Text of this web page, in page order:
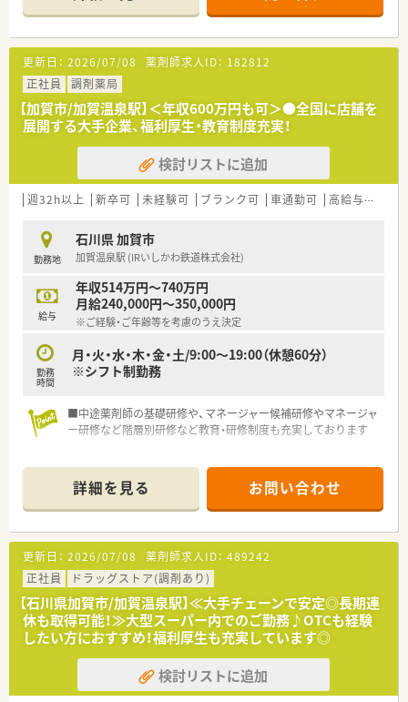
更新日： 2026/07/08 薬剤師求人ID： 182812
正社員
調剤薬局
【加賀市/加賀温泉駅】＜年収600万円も可＞●全国に店舗を
展開する大手企業、福利厚生・教育制度充実！
検討リストに追加
週32h以上 新卒可 未経験可 ブランク可 車通勤可 高給与(600万円以上)
勤務地
石川県 加賀市
加賀温泉駅 (IRいしかわ鉄道株式会社)
給与
年収514万円～740万円
月給240,000円～350,000円
※ご経験・ご年齢等を考慮のうえ決定
勤務
時間
月・火・水・木・金・土/9:00～19:00（休憩60分）
※シフト制勤務
■中途薬剤師の基礎研修や、マネージャー候補研修やマネージャ
ー研修など階層別研修など教育・研修制度も充実しております
詳細を見る お問い合わせ
更新日： 2026/07/08 薬剤師求人ID： 489242
正社員
ドラッグストア(調剤あり)
【石川県加賀市/加賀温泉駅】≪大手チェーンで安定◎長期連
休も取得可能！≫大型スーパー内でのご勤務♪OTCも経験
したい方におすすめ！福利厚生も充実しています◎
検討リストに追加